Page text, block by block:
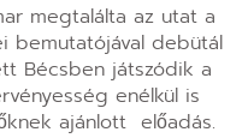
megtalálta az utat a
bemutatójával debütál
Bécsben játszódik a
enélkül is
ajánlott előadás.